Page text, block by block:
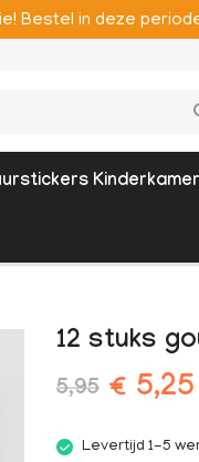
Bestel in deze
Kinderkamer
12 stuks
5,95 € 5,25
Levertijd 1-5